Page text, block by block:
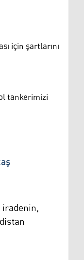
için şartlarını
tankerimizi